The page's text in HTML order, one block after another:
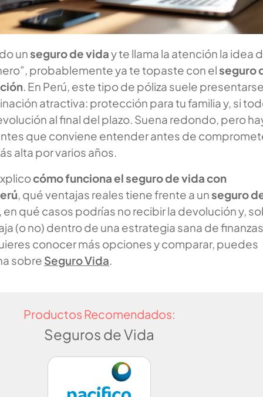
unseguro de viday te llama la atención la idea
probablemente ya te topaste con elseguro
. En Perú, este tipo de póliza suele
atractiva: protección para tu familia y, si
al final del plazo. Suena redondo, pero
que conviene entender antes de
alta por varios años.
cómo funciona el seguro de vida con
, qué ventajas reales tiene frente a unseguro
en qué casos podrías no recibir la devolución y,
(o no) dentro de una estrategia sana de finanzas
conocer más opciones y comparar, puedes
sobre Seguro Vida.
Productos Recomendados:
Seguros de Vida